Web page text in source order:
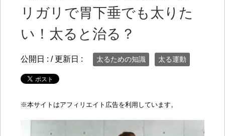
リガリで胃下垂でも太りた
い！太ると治る？
公開日 : / 更新日 : 太るための知識 太る運動
※本サイトはアフィリエイト広告を利用しています。